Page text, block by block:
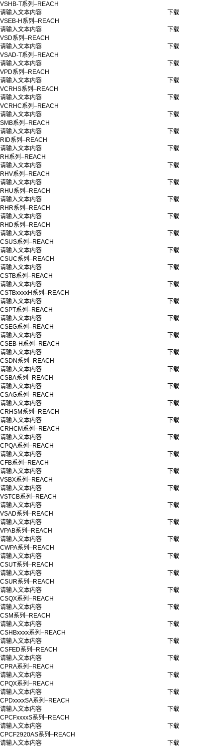
VSHB-T系列–REACH
请输入文本内容
VSEB-H系列–REACH
下载
请输入文本内容
VSD系列–REACH
下载
请输入文本内容
VSAD-T系列–REACH
下载
请输入文本内容
VPD系列–REACH
下载
请输入文本内容
VCRHS系列–REACH
下载
请输入文本内容
VCRHC系列–REACH
下载
请输入文本内容
SMB系列–REACH
下载
请输入文本内容
RID系列–REACH
下载
请输入文本内容
RH系列–REACH
下载
请输入文本内容
RHV系列–REACH
下载
请输入文本内容
RHU系列–REACH
下载
请输入文本内容
RHR系列–REACH
下载
请输入文本内容
RHD系列–REACH
下载
请输入文本内容
CSUS系列–REACH
下载
请输入文本内容
CSUC系列–REACH
下载
请输入文本内容
CSTB系列–REACH
下载
请输入文本内容
CSTBxxxxH系列–REACH
下载
请输入文本内容
CSPT系列–REACH
下载
请输入文本内容
CSEG系列–REACH
下载
请输入文本内容
CSEB-H系列–REACH
下载
请输入文本内容
CSDN系列–REACH
下载
请输入文本内容
CSBA系列–REACH
下载
请输入文本内容
CSAG系列–REACH
下载
请输入文本内容
CRHSM系列–REACH
下载
请输入文本内容
CRHCM系列–REACH
下载
请输入文本内容
CPQA系列–REACH
下载
请输入文本内容
CFB系列–REACH
下载
请输入文本内容
VSBX系列–REACH
下载
请输入文本内容
VSTCB系列–REACH
下载
请输入文本内容
VSAD系列–REACH
下载
请输入文本内容
VPAB系列–REACH
下载
请输入文本内容
CWPA系列–REACH
下载
请输入文本内容
CSUT系列–REACH
下载
请输入文本内容
CSUR系列–REACH
下载
请输入文本内容
CSQX系列–REACH
下载
请输入文本内容
CSM系列–REACH
下载
请输入文本内容
CSHBxxxx系列–REACH
下载
请输入文本内容
CSFED系列–REACH
下载
请输入文本内容
CPRA系列–REACH
下载
请输入文本内容
CPQX系列–REACH
下载
请输入文本内容
CPDxxxxSA系列–REACH
下载
请输入文本内容
CPCFxxxxS系列–REACH
下载
请输入文本内容
CPCF2920AS系列–REACH
下载
请输入文本内容 下载